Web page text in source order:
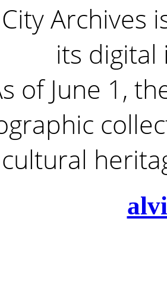
Archives
its digital
of June 1,
cultural